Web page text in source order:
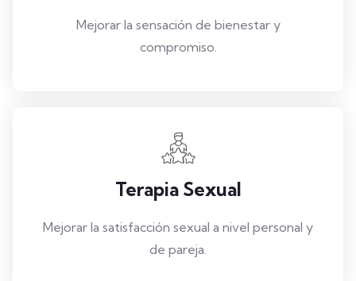
Mejorar la sensación de bienestar y
compromiso.
Terapia Sexual
Mejorar la satisfacción sexual a nivel personal y
de pareja.